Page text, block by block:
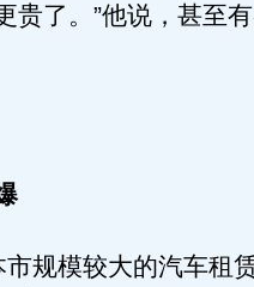
贵了。”他说，甚至
规模较大的汽车租